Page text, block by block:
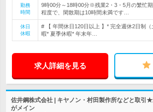
勤務
時間
9時00分～18時00分※残業2・3・5月の繁忙
程度で、閑散期は10時間未満です…
休日
休暇
# 【 年間休日120日以上 】* 完全週休2日制
暇* 夏季休暇* 年末年…
求人詳細を見る
佐井鋼株式会社 | キヤノン・村田製作所などと取引
がメイン